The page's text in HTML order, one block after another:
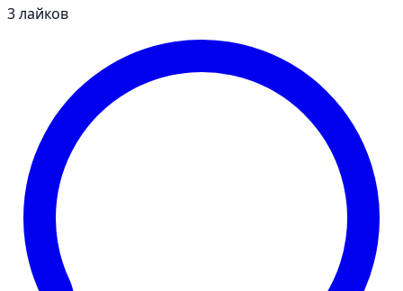
3лайков